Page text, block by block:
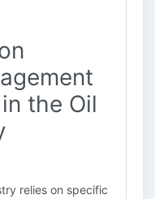
the Oil
relies on specific